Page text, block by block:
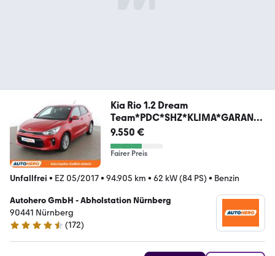
Kia Rio 1.2 Dream
Team*PDC*SHZ*KLIMA*GARANTI
E*
9.550 €
Fairer Preis
Unfallfrei • EZ 05/2017• 94.905 km • 62 kW (84 PS) • Benzin
Autohero GmbH - Abholstation Nürnberg
90441 Nürnberg
4.5 Sterne
(172)